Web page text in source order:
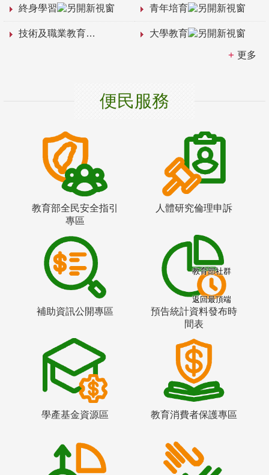
終身學習 青年培育
技術及職業教育 大學教育
更多
便民服務
教育部全民安全指引
專區
人體研究倫理申訴
補助資訊公開專區
預告統計資料發布時
間表
學產基金資源區 教育消費者保護專區
教育部社群
返回最頂端